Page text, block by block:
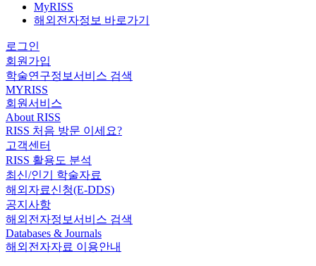
MyRISS
해외전자정보 바로가기
로그인
회원가입
학술연구정보서비스 검색
MYRISS
회원서비스
About RISS
RISS 처음 방문 이세요?
고객센터
RISS 활용도 분석
최신/인기 학술자료
해외자료신청(E-DDS)
공지사항
해외전자정보서비스 검색
Databases & Journals
해외전자자료 이용안내